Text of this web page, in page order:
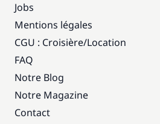
Jobs
Mentions légales
CGU : Croisière/Location
FAQ
Notre Blog
Notre Magazine
Contact